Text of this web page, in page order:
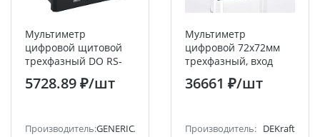
Мультиметр
цифровой щитовой
трехфазный DO RS-
485 96х96мм LED
GENERICA IEK
5728.89 ₽/шт
Производитель:GENERICA
Мультиметр
цифровой 72х72мм
трехфазный, вход
600В 5А, RS485, LCD-
дисплей МТ-72D
36661 ₽/шт
Производитель: DEKraft